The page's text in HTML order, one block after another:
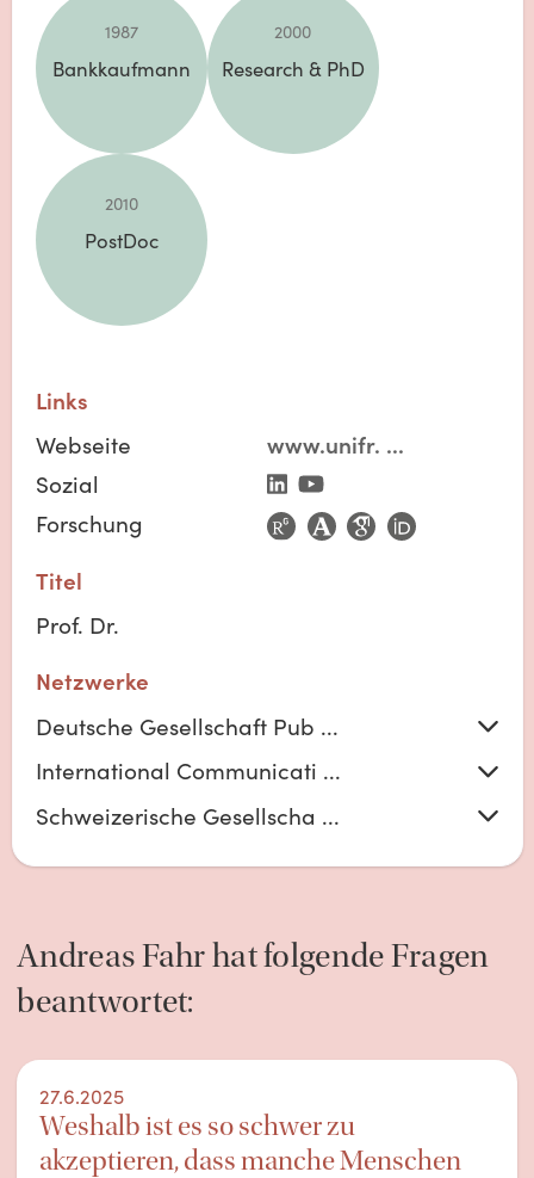
1987
Bankkaufmann
2000
Research & PhD
2010
PostDoc
Links
Webseite
www.unifr. ...
Sozial
Forschung
Titel
Prof. Dr.
Netzwerke
Deutsche Gesellschaft Pub ...
International Communicati ...
Schweizerische Gesellscha ...
AndreasFahrhat folgende Fragen
beantwortet:
27.6.2025
Weshalb ist es so schwer zu
akzeptieren, dass manche Menschen